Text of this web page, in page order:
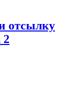
отсылку
2